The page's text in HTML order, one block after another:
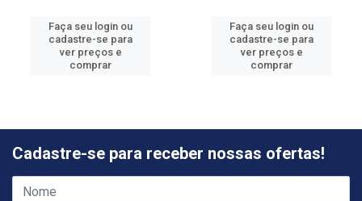
Faça seu login ou
cadastre-se para
ver preços e
comprar
Faça seu login ou
cadastre-se para
ver preços e
comprar
Cadastre-se para receber nossas ofertas!